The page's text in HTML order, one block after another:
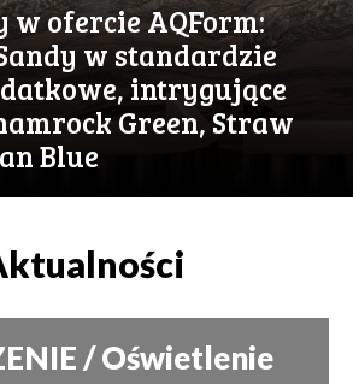
w ofercie AQForm:
w standardzie
intrygujące
Green, Straw
Blue
/ Oświetlenie